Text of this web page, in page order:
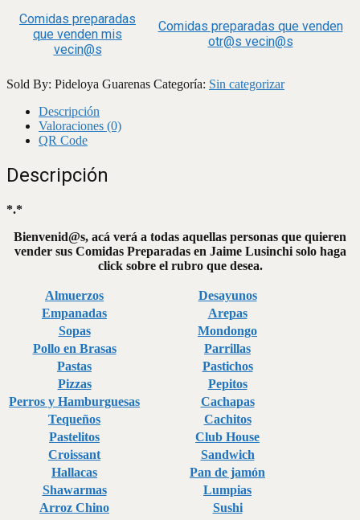
Comidas preparadas
que venden mis
vecin@s
Comidas preparadas que venden
otr@s vecin@s
Sold By: Pideloya Guarenas Categoría: Sin categorizar
Descripción
Valoraciones (0)
QR Code
Descripción
*.*
Bienvenid@s, acá verá a todas aquellas personas que quieren
vender sus Comidas Preparadas en Jaime Lusinchi solo haga
click sobre el rubro que desea.
Almuerzos
Desayunos
Empanadas
Arepas
Sopas
Mondongo
Pollo en Brasas
Parrillas
Pastas
Pastichos
Pizzas
Pepitos
Perros y Hamburguesas
Cachapas
Tequeños
Cachitos
Pastelitos
Club House
Croissant
Sandwich
Hallacas
Pan de jamón
Shawarmas
Lumpias
Arroz Chino
Sushi